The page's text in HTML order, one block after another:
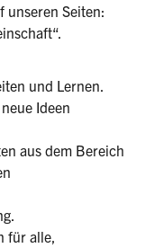
unseren Seiten:
und Lernen.
Ideen
aus dem Bereich
für alle,